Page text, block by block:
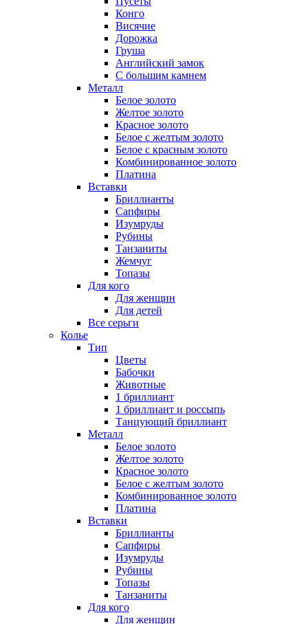
Конго
Висячие
Дорожка
Груша
Английский замок
С большим камнем
Металл
Белое золото
Желтое золото
Красное золото
Белое с желтым золото
Белое с красным золото
Комбинированное золото
Платина
Вставки
Бриллианты
Сапфиры
Изумруды
Рубины
Танзаниты
Жемчуг
Топазы
Для кого
Для женщин
Для детей
Все серьги
Колье
Тип
Цветы
Бабочки
Животные
1 бриллиант
1 бриллиант и россыпь
Танцующий бриллиант
Металл
Белое золото
Желтое золото
Красное золото
Белое с желтым золото
Комбинированное золото
Платина
Вставки
Бриллианты
Сапфиры
Изумруды
Рубины
Топазы
Танзаниты
Для кого
Для женщин